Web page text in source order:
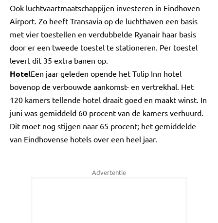
Ook luchtvaartmaatschappijen investeren in Eindhoven
Airport. Zo heeft Transavia op de luchthaven een basis
met vier toestellen en verdubbelde Ryanair haar basis
door er een tweede toestel te stationeren. Per toestel
levert dit 35 extra banen op.
HotelEen jaar geleden opende het Tulip Inn hotel
bovenop de verbouwde aankomst- en vertrekhal. Het
120 kamers tellende hotel draait goed en maakt winst. In
juni was gemiddeld 60 procent van de kamers verhuurd.
Dit moet nog stijgen naar 65 procent; het gemiddelde
van Eindhovense hotels over een heel jaar.
Advertentie